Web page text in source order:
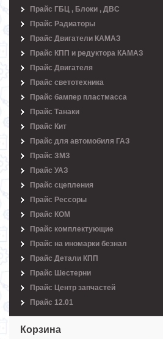
Прайс ГБЦ , Блоки , ДВС
Прайс Радиаторы
Прайс Двигатели КАМАЗ
Прайс КПП и редуктора КАМАЗ
Прайс Двигателя
Прайс светотехника
Прайс бампер пластмасса
Прайс Танаки
Прайс Кит
Прайс для автомобиля ГАЗ
Прайс ЗМЗ
Прайс УАЗ
Прайс сцепления
Прайс Рессоры
Прайс КОМ
Прайс комплектующие
Прайс на иномарки безнал
Прайс Детали КПП
Прайс Шестерни
Прайс Центр запчастей
Прайс 12.01
Корзина